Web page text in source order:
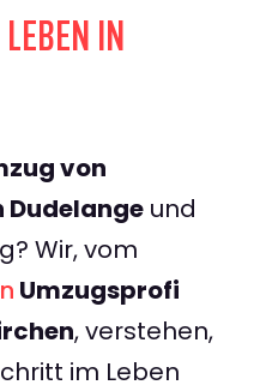
IN
von
Dudelange und
Wir, vom
Umzugsprofi
, verstehen,
im Leben